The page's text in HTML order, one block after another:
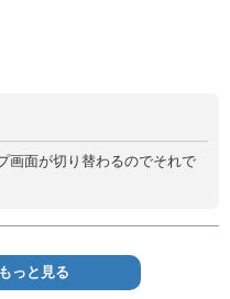
画面が切り替わるのでそれで
っと見る